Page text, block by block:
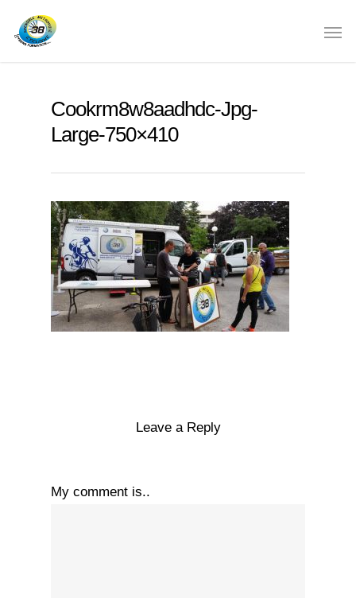
Cookrm8w8aadhdc-Jpg-
Large-750×410
Leave a Reply
My comment is..